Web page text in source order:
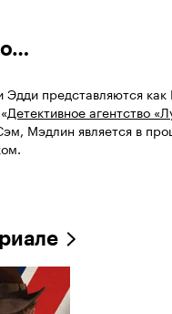
представляются
Детективное агентство
Мэдлин является в